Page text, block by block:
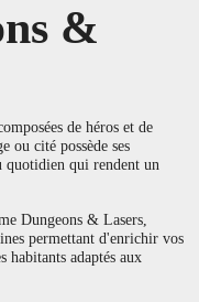
&
de héros et de
ou cité possède ses
quotidien qui rendent un
Dungeons & Lasers,
permettant d'enrichir vos
habitants adaptés aux